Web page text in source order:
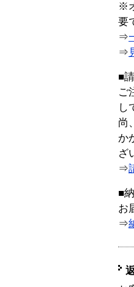
※
要
⇒
⇒
■
ご
し
尚
か
ざ
⇒
■
お
⇒